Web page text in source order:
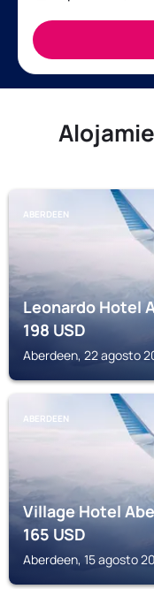
ABERDEEN
Leonardo Hotel
198USD
Aberdeen, 22 agosto
ABERDEEN
Village Hotel
165USD
Aberdeen, 15 agosto